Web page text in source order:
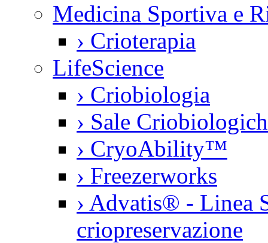
Medicina Sportiva e
› Crioterapia
LifeScience
› Criobiologia
› Sale
› CryoAbility™
› Freezerworks
› Advatis® - Linea
criopreservazione